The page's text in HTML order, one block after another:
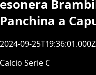
esonera
Panchina a
2024-09-25T19:36:01.000Z
Calcio Serie C